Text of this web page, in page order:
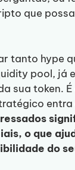
que
tanto hype
pool, já
sua token.
entra
o que
do